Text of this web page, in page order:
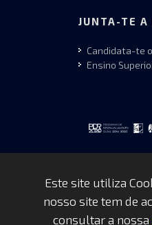
JUNTA-TE A
Candidata-te
Ensino
Copyrights ©
Este site utiliza
nosso site tem de
consultar a nossa